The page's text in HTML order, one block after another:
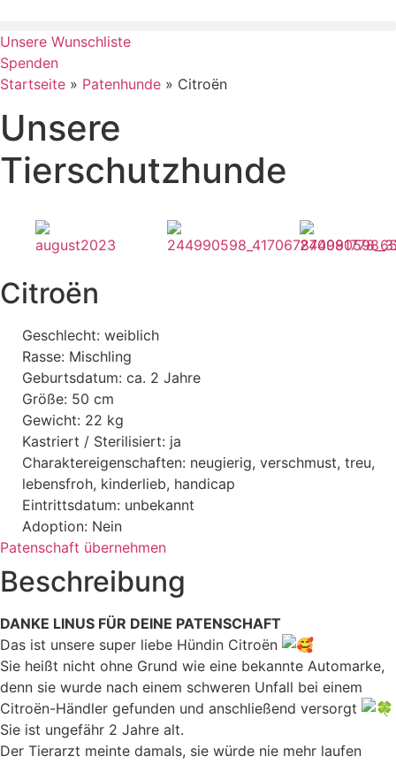
springen
Unsere Wunschliste
Spenden
Startseite » Patenhunde » Citroën
Unsere
Tierschutzhunde
Citroën
Geschlecht: weiblich
Rasse: Mischling
Geburtsdatum: ca. 2 Jahre
Größe: 50 cm
Gewicht: 22 kg
Kastriert / Sterilisiert: ja
Charaktereigenschaften: neugierig, verschmust, treu,
lebensfroh, kinderlieb, handicap
Eintrittsdatum: unbekannt
Adoption: Nein
Patenschaft übernehmen
Beschreibung
DANKE LINUS FÜR DEINE PATENSCHAFT
Das ist unsere super liebe Hündin Citroën
Sie heißt nicht ohne Grund wie eine bekannte Automarke,
denn sie wurde nach einem schweren Unfall bei einem
Citroën-Händler gefunden und anschließend versorgt
Sie ist ungefähr 2 Jahre alt.
Der Tierarzt meinte damals, sie würde nie mehr laufen